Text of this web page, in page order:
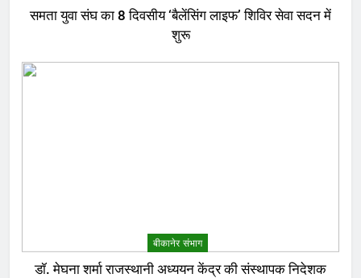
समता युवा संघ का 8 दिवसीय ‘बैलेंसिंग लाइफ’ शिविर सेवा सदन में
शुरू
बीकानेर संभाग
डॉ. मेघना शर्मा राजस्थानी अध्ययन केंद्र की संस्थापक निदेशक